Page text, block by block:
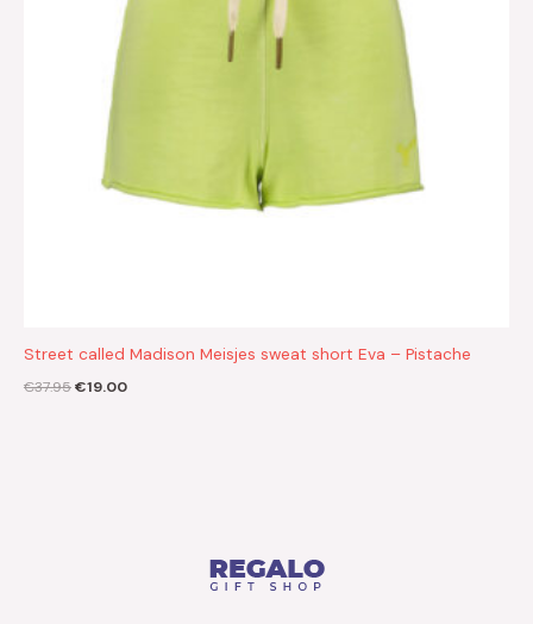
Street called Madison Meisjes sweat short Eva – Pistache
€37.95€19.00